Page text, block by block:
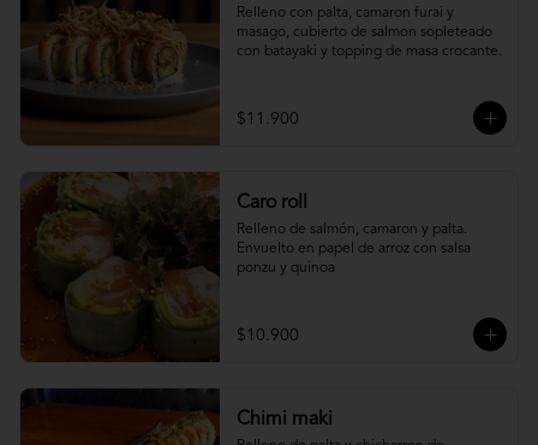
Relleno con palta, camaron furai y
masago, cubierto de salmon sopleteado
con batayaki y topping de masa crocante.
$11.900
Caro roll
Relleno de salmón, camaron y palta.
Envuelto en papel de arroz con salsa
ponzu y quinoa
$10.900
Chimi maki